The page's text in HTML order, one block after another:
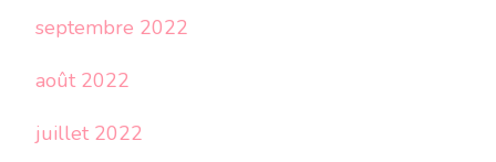
septembre 2022
août 2022
juillet 2022